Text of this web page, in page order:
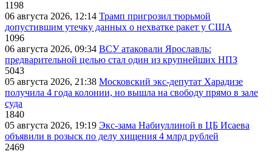
1198
06 августа 2026, 12:14 Трамп пригрозил тюрьмой
допустившим утечку данных о нехватке ракет у США
1096
06 августа 2026, 09:34 ВСУ атаковали Ярославль:
предварительной целью стал один из крупнейших НПЗ
5043
05 августа 2026, 21:38 Московский экс-депутат Харадизе
получила 4 года колонии, но вышла на свободу прямо в зале
суда
1840
05 августа 2026, 19:19 Экс-зама Набиуллиной в ЦБ Исаева
объявили в розыск по делу хищения 4 млрд рублей
2469